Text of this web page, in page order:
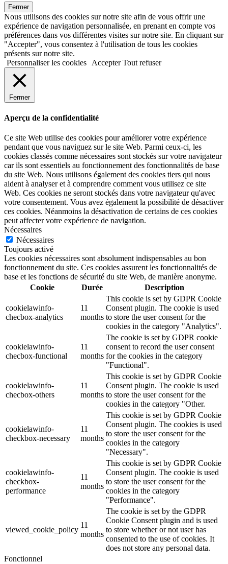
Fermer
Nous utilisons des cookies sur notre site afin de vous offrir une
expérience de navigation personnalisée, en prenant en compte vos
préférences dans vos différentes visites sur notre site. En cliquant sur
"Accepter", vous consentez à l'utilisation de tous les cookies
présents sur notre site.
Personnaliser les cookies
Accepter Tout refuser
Fermer
Aperçu de la confidentialité
Ce site Web utilise des cookies pour améliorer votre expérience
pendant que vous naviguez sur le site Web. Parmi ceux-ci, les
cookies classés comme nécessaires sont stockés sur votre navigateur
car ils sont essentiels au fonctionnement des fonctionnalités de base
du site Web. Nous utilisons également des cookies tiers qui nous
aident à analyser et à comprendre comment vous utilisez ce site
Web. Ces cookies ne seront stockés dans votre navigateur qu'avec
votre consentement. Vous avez également la possibilité de désactiver
ces cookies. Néanmoins la désactivation de certains de ces cookies
peut affecter votre expérience de navigation.
Nécessaires
Nécessaires
Toujours activé
Les cookies nécessaires sont absolument indispensables au bon
fonctionnement du site. Ces cookies assurent les fonctionnalités de
base et les fonctions de sécurité du site Web, de manière anonyme.
Cookie
Durée Description
cookielawinfo-
checbox-analytics
11
months
This cookie is set by GDPR Cookie
Consent plugin. The cookie is used
to store the user consent for the
cookies in the category "Analytics".
cookielawinfo-
checbox-functional
11
months
The cookie is set by GDPR cookie
consent to record the user consent
for the cookies in the category
"Functional".
cookielawinfo-
checbox-others
11
months
This cookie is set by GDPR Cookie
Consent plugin. The cookie is used
to store the user consent for the
cookies in the category "Other.
cookielawinfo-
checkbox-necessary
11
months
This cookie is set by GDPR Cookie
Consent plugin. The cookies is used
to store the user consent for the
cookies in the category
"Necessary".
cookielawinfo-
checkbox-
performance
11
months
This cookie is set by GDPR Cookie
Consent plugin. The cookie is used
to store the user consent for the
cookies in the category
"Performance".
viewed_cookie_policy
11
months
The cookie is set by the GDPR
Cookie Consent plugin and is used
to store whether or not user has
consented to the use of cookies. It
does not store any personal data.
Fonctionnel